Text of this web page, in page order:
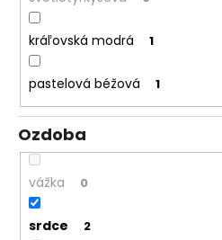
kráľovská modrá 1
pastelová béžová 1
Ozdoba
vážka 0
srdce 2